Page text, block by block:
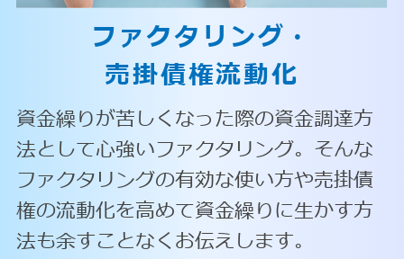
ファクタリング・
売掛債権流動化
資金繰りが苦しくなった際の資金調達方
法として心強いファクタリング。そんな
ファクタリングの有効な使い方や売掛債
権の流動化を高めて資金繰りに生かす方
法も余すことなくお伝えします。